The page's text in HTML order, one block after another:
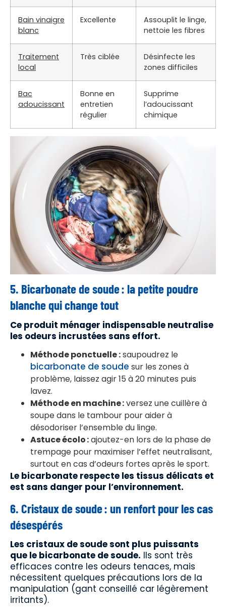
Bain vinaigre
blanc
Excellente
Assouplit le linge,
nettoie les fibres
Traitement
local
Très ciblée
Désinfecte les
zones difficiles
Bac
adoucissant
Bonne en
entretien
régulier
Supprime
l’adoucissant
chimique
5. Bicarbonate de soude : la petite poudre
blanche qui change tout
Ce produit ménager indispensable neutralise
les odeurs incrustées sans effort.
Méthode ponctuelle :saupoudrez le
bicarbonate de soude sur les zones à
problème, laissez agir 15 à 20 minutes puis
lavez.
Méthode en machine :versez une cuillère à
soupe dans le tambour pour aider à
désodoriser l’ensemble du linge.
Astuce écolo :ajoutez-en lors de la phase de
trempage pour maximiser l’effet neutralisant,
surtout en cas d’odeurs fortes après le sport.
Le bicarbonate respecte les tissus délicats et
est sans danger pour l’environnement.
6. Cristaux de soude : un renfort pour les cas
désespérés
Les cristaux de soude sont plus puissants
que le bicarbonate de soude. Ils sont très
efficaces contre les odeurs tenaces, mais
nécessitent quelques précautions lors de la
manipulation (gant conseillé car légèrement
irritants).